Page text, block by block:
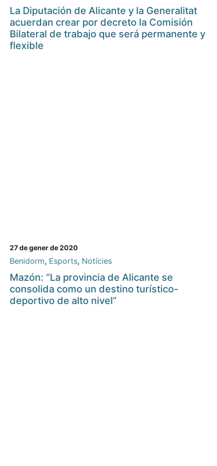
La Diputación de Alicante y la Generalitat
acuerdan crear por decreto la Comisión
Bilateral de trabajo que será permanente y
flexible
27 de gener de 2020
Benidorm, Esports, Notícies
Mazón: “La provincia de Alicante se
consolida como un destino turístico-
deportivo de alto nivel”